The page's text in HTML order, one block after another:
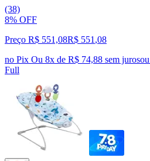
(38)
8% OFF
Preço R$ 551,08R$ 551,08
no Pix Ou 8x de R$ 74,88 sem jurosou
Full